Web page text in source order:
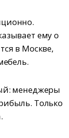
ему о
в Москве,
менеджеры
Только